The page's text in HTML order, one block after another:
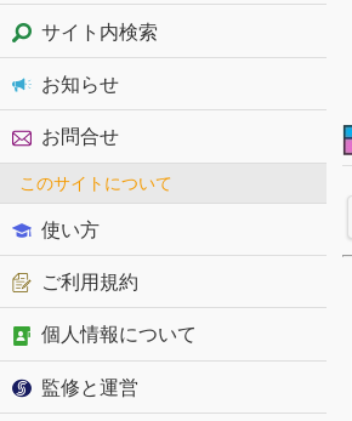
サイト内検索
お知らせ
お問合せ
このサイトについて
使い方
ご利用規約
個人情報について
監修と運営